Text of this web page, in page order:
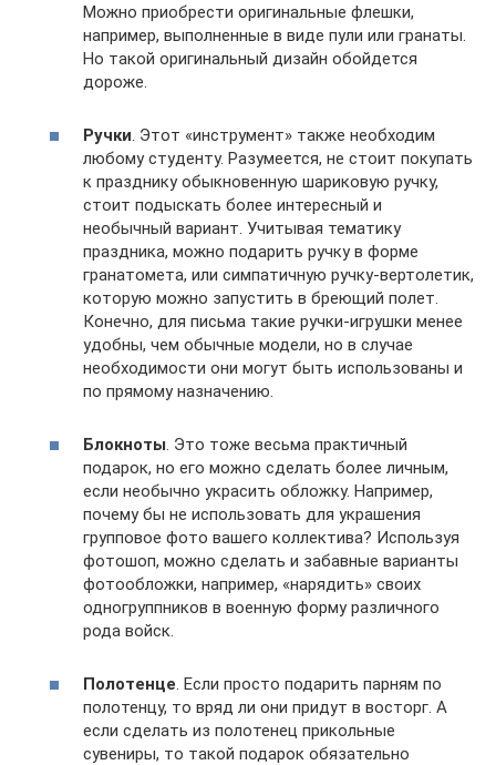
Можно приобрести оригинальные флешки,
например, выполненные в виде пули или гранаты.
Но такой оригинальный дизайн обойдется
дороже.
Ручки. Этот «инструмент» также необходим
любому студенту. Разумеется, не стоит покупать
к празднику обыкновенную шариковую ручку,
стоит подыскать более интересный и
необычный вариант. Учитывая тематику
праздника, можно подарить ручку в форме
гранатомета, или симпатичную ручку-вертолетик,
которую можно запустить в бреющий полет.
Конечно, для письма такие ручки-игрушки менее
удобны, чем обычные модели, но в случае
необходимости они могут быть использованы и
по прямому назначению.
Блокноты. Это тоже весьма практичный
подарок, но его можно сделать более личным,
если необычно украсить обложку. Например,
почему бы не использовать для украшения
групповое фото вашего коллектива? Используя
фотошоп, можно сделать и забавные варианты
фотообложки, например, «нарядить» своих
одногруппников в военную форму различного
рода войск.
Полотенце. Если просто подарить парням по
полотенцу, то вряд ли они придут в восторг. А
если сделать из полотенец прикольные
сувениры, то такой подарок обязательно